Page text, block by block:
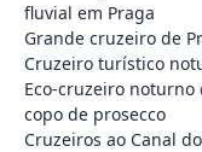
fluvial em Praga
Grande cruzeiro de
Cruzeiro turístico
Eco-cruzeiro noturno
copo de prosecco
Cruzeiros ao Canal